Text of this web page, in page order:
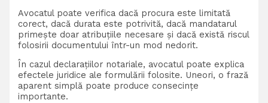
Avocatul poate verifica dacă procura este limitată
corect, dacă durata este potrivită, dacă mandatarul
primește doar atribuțiile necesare și dacă există riscul
folosirii documentului într-un mod nedorit.
În cazul declarațiilor notariale, avocatul poate explica
efectele juridice ale formulării folosite. Uneori, o frază
aparent simplă poate produce consecințe
importante.